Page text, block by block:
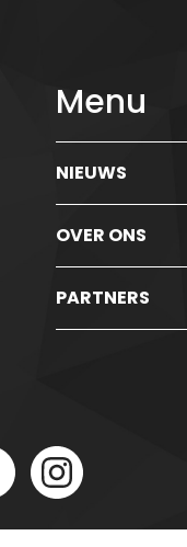
Menu
NIEUWS
OVER ONS
PARTNERS